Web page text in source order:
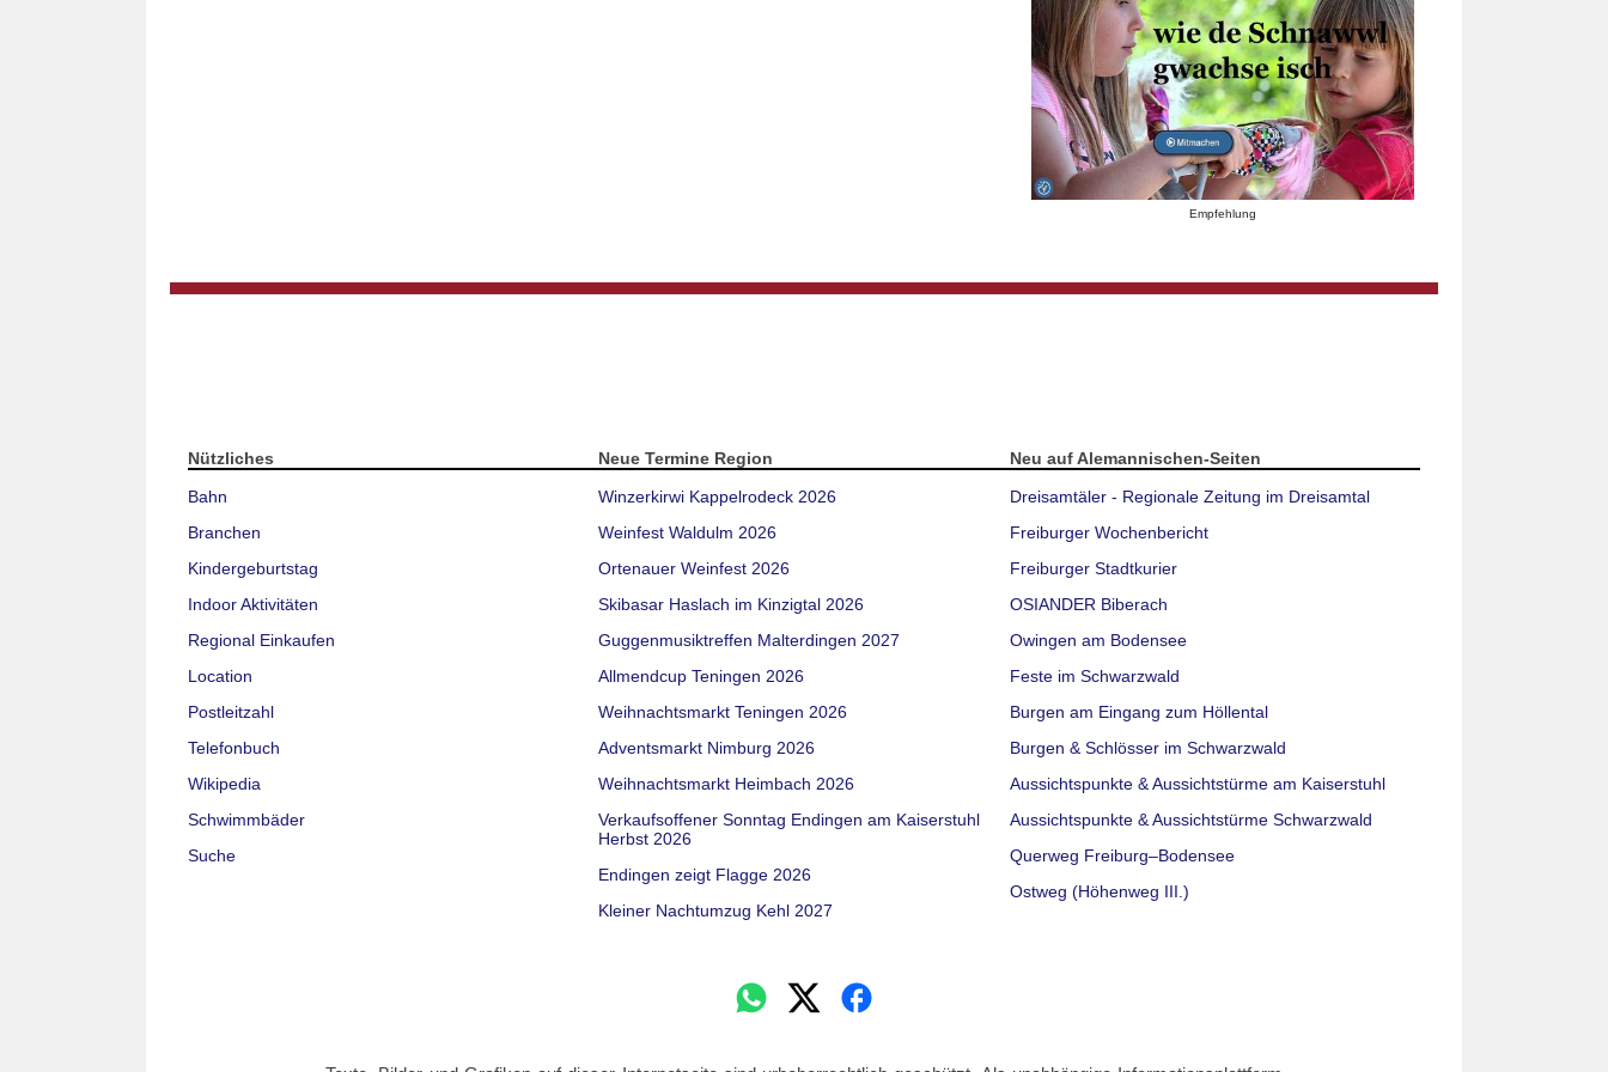
Empfehlung
Nützliches
Bahn
Branchen
Kindergeburtstag
Indoor Aktivitäten
Regional Einkaufen
Location
Postleitzahl
Telefonbuch
Wikipedia
Schwimmbäder
Suche
Neue Termine Region
Winzerkirwi Kappelrodeck 2026
Weinfest Waldulm 2026
Ortenauer Weinfest 2026
Skibasar Haslach im Kinzigtal 2026
Guggenmusiktreffen Malterdingen 2027
Allmendcup Teningen 2026
Weihnachtsmarkt Teningen 2026
Adventsmarkt Nimburg 2026
Weihnachtsmarkt Heimbach 2026
Verkaufsoffener Sonntag Endingen am Kaiserstuhl
Herbst 2026
Endingen zeigt Flagge 2026
Kleiner Nachtumzug Kehl 2027
Neu auf Alemannischen-Seiten
Dreisamtäler - Regionale Zeitung im Dreisamtal
Freiburger Wochenbericht
Freiburger Stadtkurier
OSIANDER Biberach
Owingen am Bodensee
Feste im Schwarzwald
Burgen am Eingang zum Höllental
Burgen & Schlösser im Schwarzwald
Aussichtspunkte & Aussichtstürme am Kaiserstuhl
Aussichtspunkte & Aussichtstürme Schwarzwald
Querweg Freiburg–Bodensee
Ostweg (Höhenweg III.)